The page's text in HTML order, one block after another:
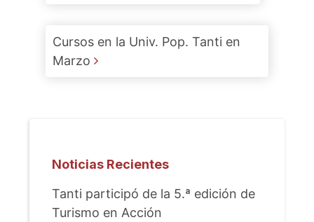
Cursos en la Univ. Pop. Tanti en
Marzo
Noticias Recientes
Tanti participó de la 5.ª edición de
Turismo en Acción